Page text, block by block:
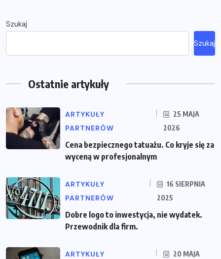
Szukaj
Szukaj
Ostatnie artykuły
ARTYKUŁY
PARTNERÓW
25 MAJA
2026
Cena bezpiecznego tatuażu. Co kryje się za
wyceną w profesjonalnym
ARTYKUŁY
PARTNERÓW
16 SIERPNIA
2025
Dobre logo to inwestycja, nie wydatek.
Przewodnik dla firm.
ARTYKUŁY
20 MAJA